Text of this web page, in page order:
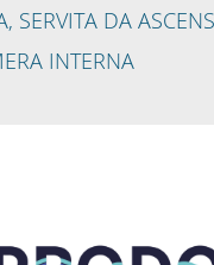
SERVITA DA
INTERNA